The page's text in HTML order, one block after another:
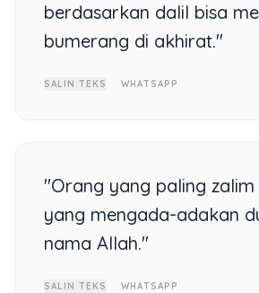
berdasarkan dalil bisa
bumerang di akhirat."
SALIN TEKS WHATSAPP
"Orang yang paling
yang mengada-adakan
nama Allah."
SALIN TEKS WHATSAPP